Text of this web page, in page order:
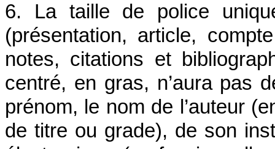
6. La taille de police
(présentation, article,
notes, citations et
centré, en gras, n’aura pas
prénom, le nom de l’auteur
de titre ou grade), de son